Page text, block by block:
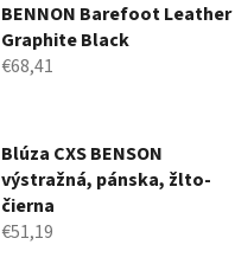
BENNON Barefoot Leather
Graphite Black
€68,41
Blúza CXS BENSON
výstražná, pánska, žlto-
čierna
€51,19